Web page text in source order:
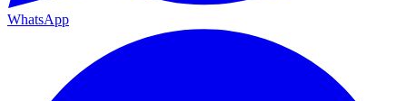
WhatsApp